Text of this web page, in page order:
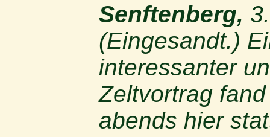
Senftenberg,
(Eingesandt.)
interessanter
Zeltvortrag
abends hier